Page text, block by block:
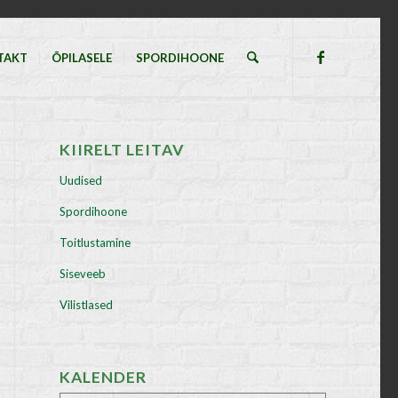
ÕPILASELE SPORDIHOONE
KIIRELT LEITAV
Uudised
Spordihoone
Toitlustamine
Siseveeb
Vilistlased
KALENDER